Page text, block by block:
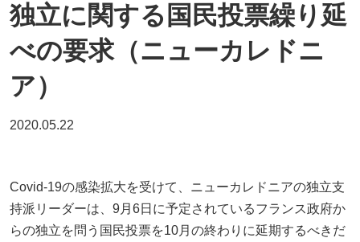
独立に関する国民投票繰り延
べの要求（ニューカレドニ
ア）
2020.05.22
Covid-19の感染拡大を受けて、ニューカレドニアの独立支
持派リーダーは、9月6日に予定されているフランス政府か
らの独立を問う国民投票を10月の終わりに延期するべきだ